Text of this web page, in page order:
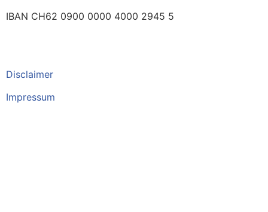
IBAN CH62 0900 0000 4000 2945 5
Disclaimer
Impressum